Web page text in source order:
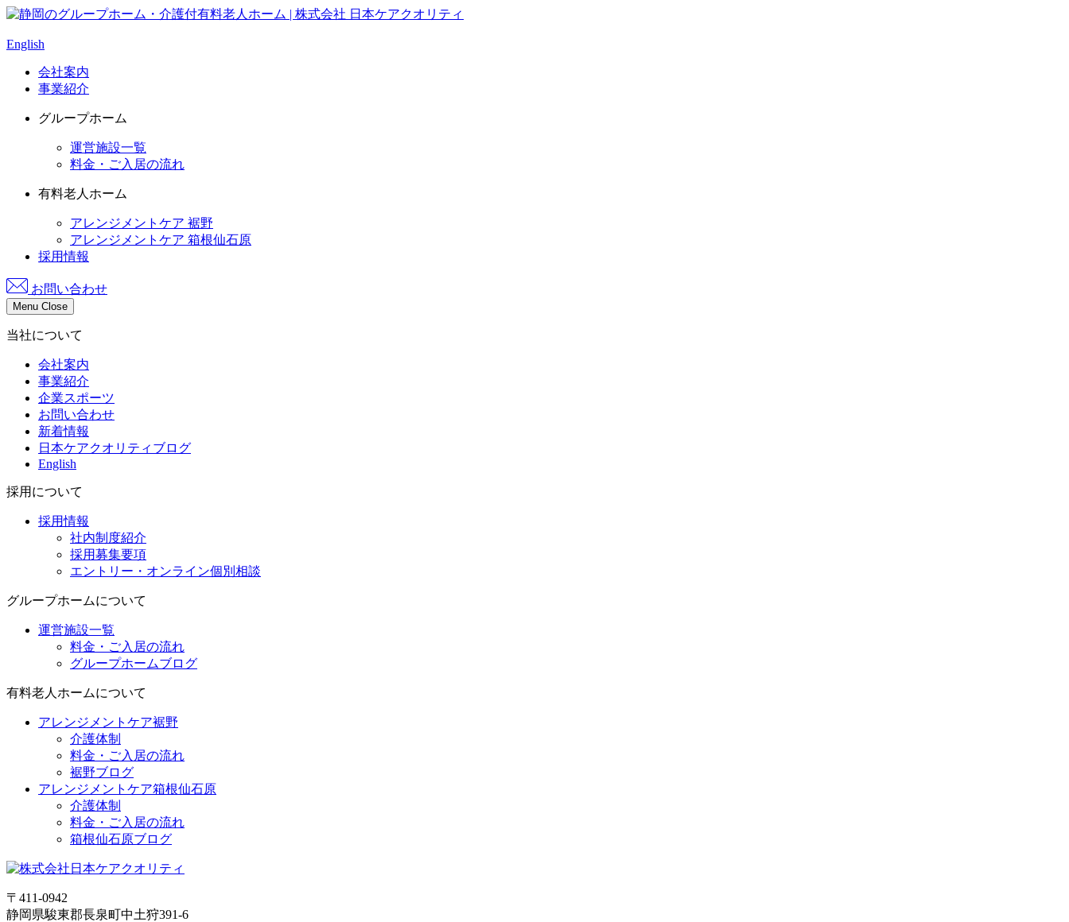
English
会社案内
事業紹介
グループホーム
運営施設一覧
料金・ご入居の流れ
有料老人ホーム
アレンジメントケア 裾野
アレンジメントケア 箱根仙石原
採用情報
お問い合わせ
Menu Close
当社について
会社案内
事業紹介
企業スポーツ
お問い合わせ
新着情報
日本ケアクオリティブログ
English
採用について
採用情報
社内制度紹介
採用募集要項
エントリー・オンライン個別相談
グループホームについて
運営施設一覧
料金・ご入居の流れ
グループホームブログ
有料老人ホームについて
アレンジメントケア裾野
介護体制
料金・ご入居の流れ
裾野ブログ
アレンジメントケア箱根仙石原
介護体制
料金・ご入居の流れ
箱根仙石原ブログ
〒411-0942
静岡県駿東郡長泉町中土狩391-6